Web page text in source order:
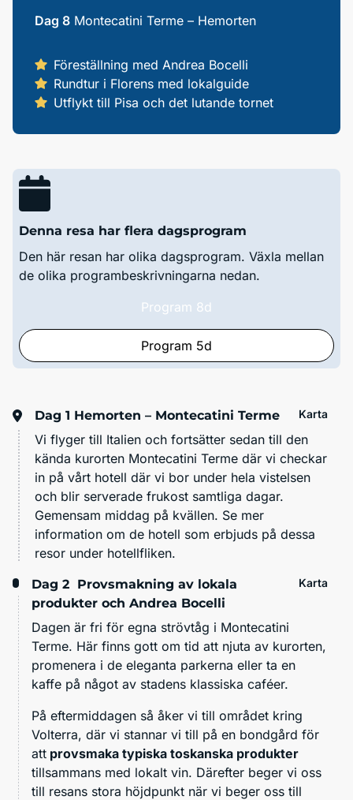
Dag 8 Montecatini Terme – Hemorten
Föreställning med Andrea Bocelli
Rundtur i Florens med lokalguide
Utflykt till Pisa och det lutande tornet
Denna resa har flera dagsprogram
Den här resan har olika dagsprogram. Växla mellan
de olika programbeskrivningarna nedan.
Program 8d
Program 5d
Dag 1 Hemorten – Montecatini Terme Karta
Vi flyger till Italien och fortsätter sedan till den
kända kurorten Montecatini Terme där vi checkar
in på vårt hotell där vi bor under hela vistelsen
och blir serverade frukost samtliga dagar.
Gemensam middag på kvällen. Se mer
information om de hotell som erbjuds på dessa
resor under hotellfliken.
Dag 2 Provsmakning av lokala
produkter och Andrea Bocelli
Karta
Dagen är fri för egna strövtåg i Montecatini
Terme. Här finns gott om tid att njuta av kurorten,
promenera i de eleganta parkerna eller ta en
kaffe på något av stadens klassiska caféer.
På eftermiddagen så åker vi till området kring
Volterra, där vi stannar vi till på en bondgård för
att provsmaka typiska toskanska produkter
tillsammans med lokalt vin. Därefter beger vi oss
till resans stora höjdpunkt när vi beger oss till